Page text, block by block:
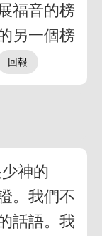
福音的榜
另一個榜
神的
。我們不
話語。我